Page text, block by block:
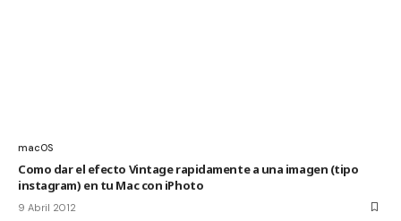
macOS
Como dar el efecto Vintage rapidamente a una imagen (tipo
instagram) en tu Mac con iPhoto
9 Abril 2012